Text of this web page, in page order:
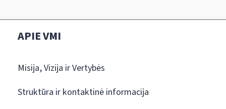
APIE VMI
Misija, Vizija ir Vertybės
Struktūra ir kontaktinė informacija